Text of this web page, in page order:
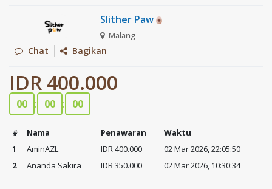
Slither Paw
Malang
Chat Bagikan
IDR 400.000
00 : 00 : 00
# Nama Penawaran
Waktu
1
AminAZL IDR 400.000
02 Mar 2026, 22:05:50
2
Ananda Sakira IDR 350.000 02 Mar 2026, 10:30:34